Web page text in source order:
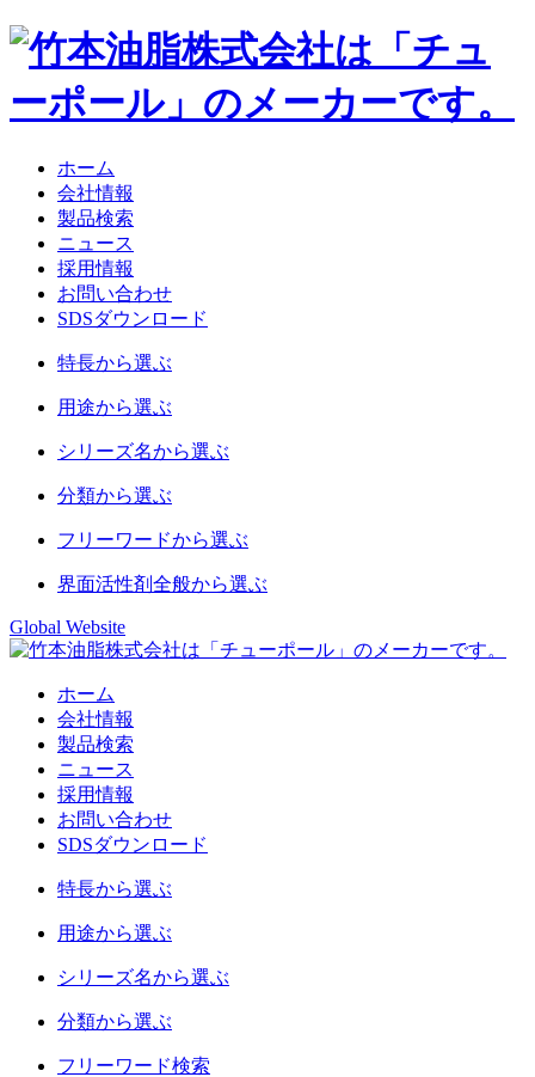
ホーム
会社情報
製品検索
ニュース
採用情報
お問い合わせ
SDSダウンロード
特長から選ぶ
用途から選ぶ
シリーズ名から選ぶ
分類から選ぶ
フリーワードから選ぶ
界面活性剤全般から選ぶ
Global Website
ホーム
会社情報
製品検索
ニュース
採用情報
お問い合わせ
SDSダウンロード
特長から選ぶ
用途から選ぶ
シリーズ名から選ぶ
分類から選ぶ
フリーワード検索